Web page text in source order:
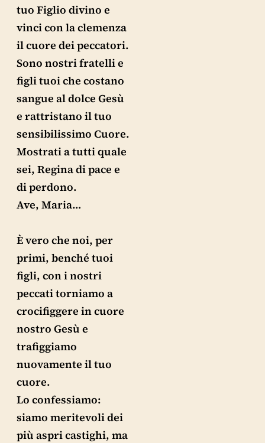
tuo Figlio divino e
vinci con la clemenza
il cuore dei peccatori.
Sono nostri fratelli e
figli tuoi che costano
sangue al dolce Gesù
e rattristano il tuo
sensibilissimo Cuore.
Mostrati a tutti quale
sei, Regina di pace e
di perdono.
Ave, Maria…
È vero che noi, per
primi, benché tuoi
figli, con i nostri
peccati torniamo a
crocifiggere in cuore
nostro Gesù e
trafiggiamo
nuovamente il tuo
cuore.
Lo confessiamo:
siamo meritevoli dei
più aspri castighi, ma